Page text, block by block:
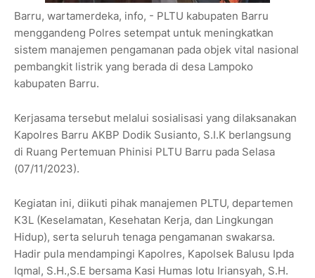
Barru, wartamerdeka, info, - PLTU kabupaten Barru
menggandeng Polres setempat untuk meningkatkan
sistem manajemen pengamanan pada objek vital nasional
pembangkit listrik yang berada di desa Lampoko
kabupaten Barru.
Kerjasama tersebut melalui sosialisasi yang dilaksanakan
Kapolres Barru AKBP Dodik Susianto, S.I.K berlangsung
di Ruang Pertemuan Phinisi PLTU Barru pada Selasa
(07/11/2023).
Kegiatan ini, diikuti pihak manajemen PLTU, departemen
K3L (Keselamatan, Kesehatan Kerja, dan Lingkungan
Hidup), serta seluruh tenaga pengamanan swakarsa.
Hadir pula mendampingi Kapolres, Kapolsek Balusu Ipda
Iqmal, S.H.,S.E bersama Kasi Humas Iotu Iriansyah, S.H.